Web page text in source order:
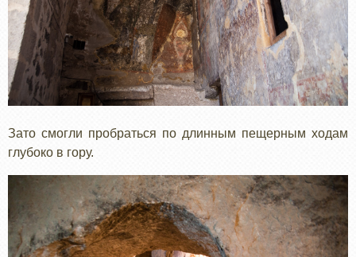
Зато смогли пробраться по длинным пещерным ходам
глубоко в гору.